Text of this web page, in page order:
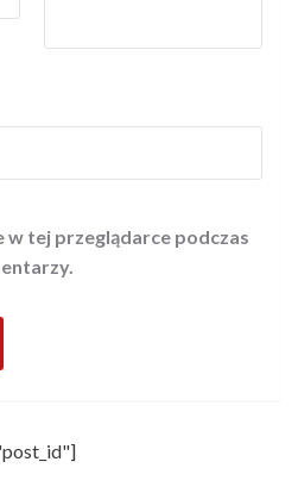
w tej przeglądarce podczas